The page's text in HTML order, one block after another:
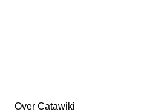
Over Catawiki